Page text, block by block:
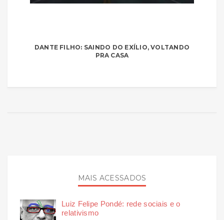
DANTE FILHO: SAINDO DO EXÍLIO, VOLTANDO
PRA CASA
MAIS ACESSADOS
Luiz Felipe Pondé: rede sociais e o
relativismo